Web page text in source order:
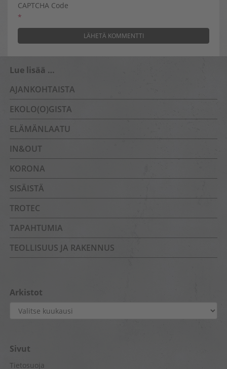
CAPTCHA Code
*
Lue lisää …
AJANKOHTAISTA
EKOLO(O)GISTA
ELÄMÄNLAATU
IN&OUT
KORONA
SISÄISTÄ
TROTEC
TAPAHTUMIA
TEOLLISUUS JA RAKENNUS
Arkistot
Arkistot
Sivut
Tietosuoja